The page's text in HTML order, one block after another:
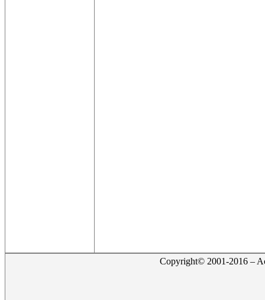
Copyright© 2001-2016 –